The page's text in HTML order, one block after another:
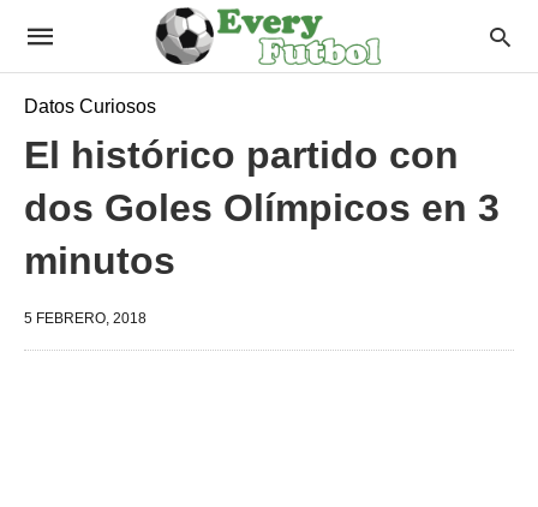
Datos Curiosos
El histórico partido con
dos Goles Olímpicos en 3
minutos
5 FEBRERO, 2018